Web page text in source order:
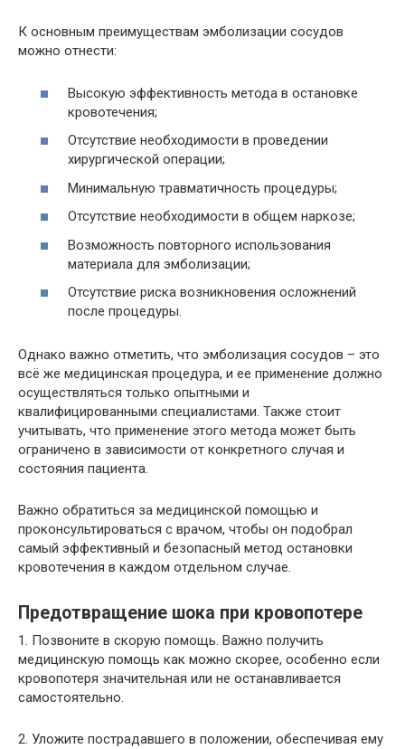
К основным преимуществам эмболизации сосудов
можно отнести:
Высокую эффективность метода в остановке
кровотечения;
Отсутствие необходимости в проведении
хирургической операции;
Минимальную травматичность процедуры;
Отсутствие необходимости в общем наркозе;
Возможность повторного использования
материала для эмболизации;
Отсутствие риска возникновения осложнений
после процедуры.
Однако важно отметить, что эмболизация сосудов – это
всё же медицинская процедура, и ее применение должно
осуществляться только опытными и
квалифицированными специалистами. Также стоит
учитывать, что применение этого метода может быть
ограничено в зависимости от конкретного случая и
состояния пациента.
Важно обратиться за медицинской помощью и
проконсультироваться с врачом, чтобы он подобрал
самый эффективный и безопасный метод остановки
кровотечения в каждом отдельном случае.
Предотвращение шока при кровопотере
1. Позвоните в скорую помощь. Важно получить
медицинскую помощь как можно скорее, особенно если
кровопотеря значительная или не останавливается
самостоятельно.
2. Уложите пострадавшего в положении, обеспечивая ему